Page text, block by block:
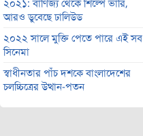
২০২১: বাণিজ্য থেকে শিল্পে ভারি,
আরও ডুবেছে ঢালিউড
২০২২ সালে মুক্তি পেতে পারে এই সব
সিনেমা
স্বাধীনতার পাঁচ দশকে বাংলাদেশের
চলচ্চিত্রের উত্থান-পতন